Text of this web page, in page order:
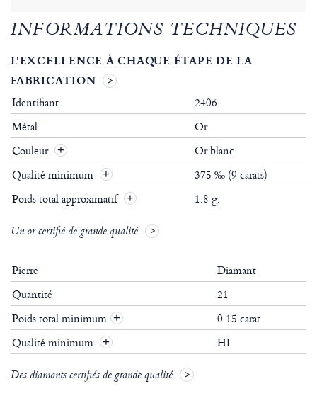
INFORMATIONS TECHNIQUES
L'EXCELLENCE À CHAQUE ÉTAPE DE LA
FABRICATION
Identifiant
2406
Métal
Or
Couleur
Or blanc
Qualité minimum
375 ‰ (9 carats)
Poids total approximatif
1.8 g.
Un or certifié de grande qualité
Pierre
Diamant
Quantité
21
Poids total minimum +
0.15 carat
Qualité minimum
+ HI
Des diamants certifiés de grande qualité